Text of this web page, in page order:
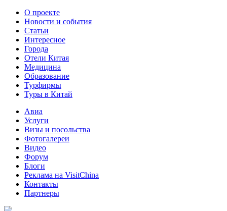
О проекте
Новости и события
Статьи
Интересное
Города
Отели Китая
Медицина
Образование
Турфирмы
Туры в Китай
Авиа
Услуги
Визы и посольства
Фотогалереи
Видео
Форум
Блоги
Реклама на VisitChina
Контакты
Партнеры